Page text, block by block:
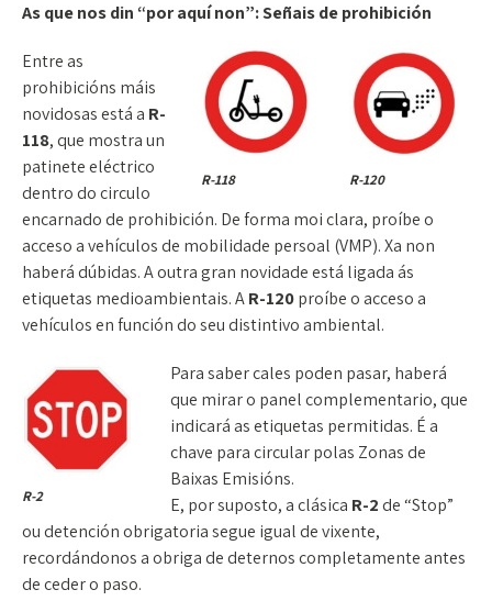
As que nos din “por aquí non”: Señais de prohibición
R-120
R-118
Entre as
prohibicións máis
novidosas está a R-
118, que mostra un
patinete eléctrico
dentro do circulo
encarnado de prohibición. De forma moi clara, proíbe o
acceso a vehículos de mobilidade persoal (VMP). Xa non
haberá dúbidas. A outra gran novidade está ligada ás
etiquetas medioambientais. AR-120proíbe o acceso a
vehículos en función do seu distintivo ambiental.
R-2
Para saber cales poden pasar, haberá
que mirar o panel complementario, que
indicará as etiquetas permitidas. É a
chave para circular polas Zonas de
Baixas Emisións.
E, por suposto, a clásica R-2de “Stop”
ou detención obrigatoria segue igual de vixente,
recordándonos a obriga de deternos completamente antes
de ceder o paso.